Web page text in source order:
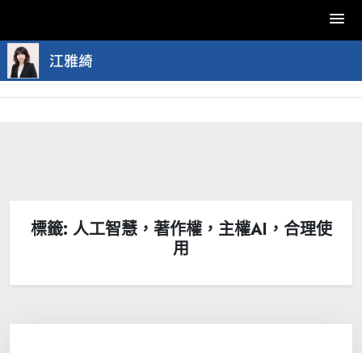
Skip
to
content
標籤: 人工智慧，著作權，主權AI，合理使
用